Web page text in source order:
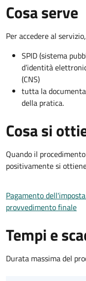
Cosa serve
Per accedere al
SPID (sistema
d’identità
(CNS)
tutta la
della pratica.
Cosa si
Quando il
positivamente si
Pagamento
provvedimento finale
Tempi e
Durata massima del